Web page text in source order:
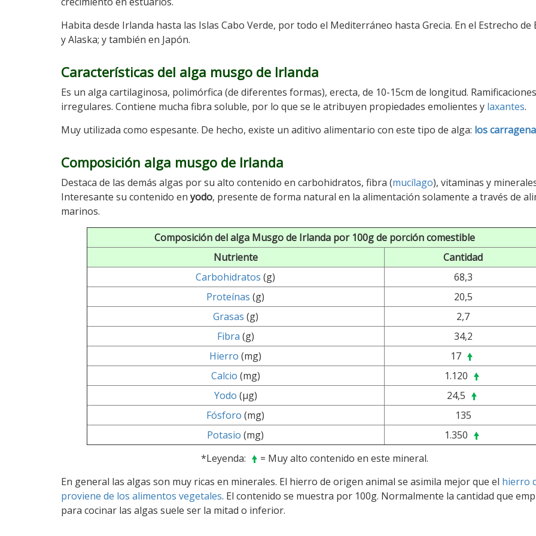
Habita desde Irlanda hasta las Islas Cabo Verde, por todo el Mediterráneo hasta Grecia. En el Estrecho de
y Alaska; y también en Japón.
Características del alga musgo de Irlanda
Es un alga cartilaginosa, polimórfica (de diferentes formas), erecta, de 10-15cm de longitud. Ramificaciones
irregulares. Contiene mucha fibra soluble, por lo que se le atribuyen propiedades emolientes y laxantes.
Muy utilizada como espesante. De hecho, existe un aditivo alimentario con este tipo de alga: los
Composición alga musgo de Irlanda
Destaca de las demás algas por su alto contenido en carbohidratos, fibra (mucílago), vitaminas y
Interesante su contenido en yodo, presente de forma natural en la alimentación solamente a través de
marinos.
Composición del alga Musgo de Irlanda por 100g de porción comestible
Nutriente
Cantidad
Carbohidratos (g)
68,3
Proteínas (g)
20,5
Grasas (g)
2,7
Fibra (g)
34,2
Hierro (mg)
17
Calcio (mg)
1.120
Yodo (µg)
24,5
Fósforo (mg)
135
Potasio (mg)
1.350
*Leyenda:
= Muy alto contenido en este mineral.
En general las algas son muy ricas en minerales. El hierro de origen animal se asimila mejor que el hierro
proviene de los alimentos vegetales. El contenido se muestra por 100g. Normalmente la cantidad que
para cocinar las algas suele ser la mitad o inferior.